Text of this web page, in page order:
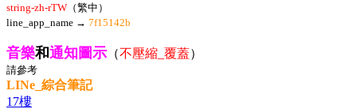
string-zh-rTW （繁中）
line_app_name → 7f15142b
音樂和通知圖示 （不壓縮_覆蓋）
請參考
LINe_綜合筆記
17樓